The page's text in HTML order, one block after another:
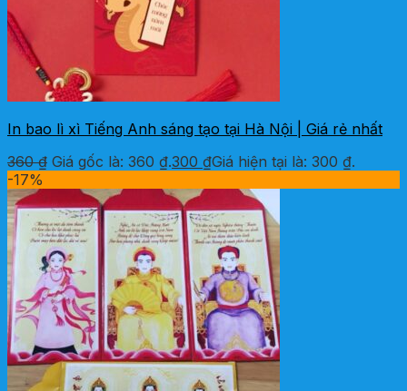
In bao lì xì Tiếng Anh sáng tạo tại Hà Nội | Giá rẻ nhất
360₫ Giá gốc là: 360 ₫.300 ₫Giá hiện tại là: 300 ₫.
-17%